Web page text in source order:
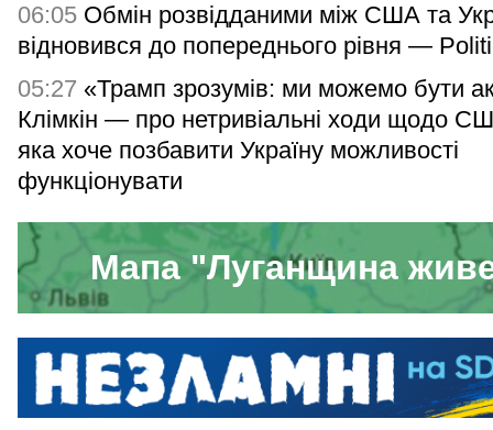
06:05 Обмін розвідданими між США та
відновився до попереднього рівня —
05:27 «Трамп зрозумів: ми можемо бути
Клімкін — про нетривіальні ходи щодо
яка хоче позбавити Україну можливості
функціонувати
Мапа "Луганщина